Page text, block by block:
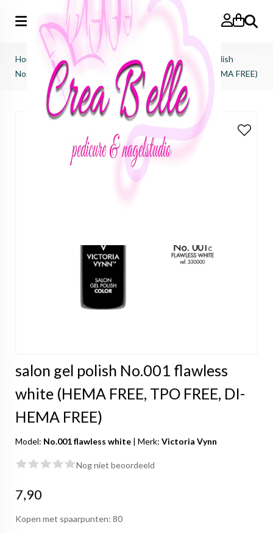
Zoeken
Home Victoria Vynn> Salon gel polish > salon gel polish
No.001 flawless white (HEMA FREE, TPO FREE, DI-HEMA FREE)
salon gel polish No.001 flawless
white (HEMA FREE, TPO FREE, DI-
HEMA FREE)
Model: No.001 flawless white | Merk: Victoria Vynn
Nog niet beoordeeld
7,90
Kopen met spaarpunten: 80